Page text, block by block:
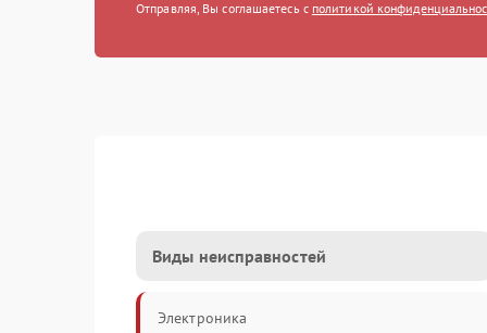
Отправляя, Вы соглашаетесь с политикой
Виды неисправностей
Электроника